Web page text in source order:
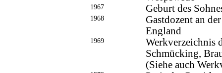
1967 Geburt des
1968
Gastdozent an
England
1969
Werkverzeichnis
Schmücking,
(Siehe auch